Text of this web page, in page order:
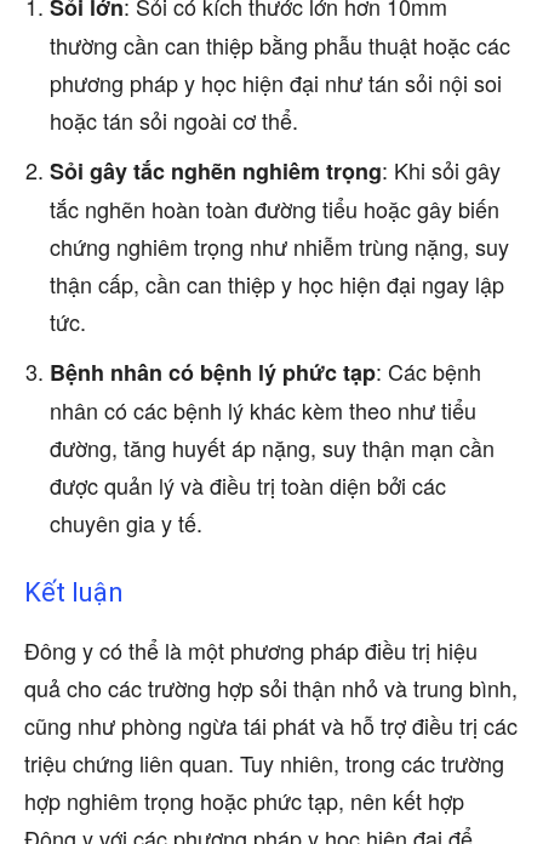
Sỏi lớn
thường cần can thiệp bằng phẫu thuật hoặc các
phương pháp y học hiện đại như tán sỏi nội soi
hoặc tán sỏi ngoài cơ thể.
Sỏi gây tắc nghẽn nghiêm trọng: Khi sỏi gây
tắc nghẽn hoàn toàn đường tiểu hoặc gây biến
chứng nghiêm trọng như nhiễm trùng nặng, suy
thận cấp, cần can thiệp y học hiện đại ngay lập
tức.
Bệnh nhân có bệnh lý phức tạp: Các bệnh
nhân có các bệnh lý khác kèm theo như tiểu
đường, tăng huyết áp nặng, suy thận mạn cần
được quản lý và điều trị toàn diện bởi các
chuyên gia y tế.
Kết luận
Đông y có thể là một phương pháp điều trị hiệu
quả cho các trường hợp sỏi thận nhỏ và trung bình,
cũng như phòng ngừa tái phát và hỗ trợ điều trị các
triệu chứng liên quan. Tuy nhiên, trong các trường
hợp nghiêm trọng hoặc phức tạp, nên kết hợp